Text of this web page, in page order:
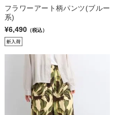
フラワーアート柄パンツ(ブルー
系)
¥6,490 （税込）